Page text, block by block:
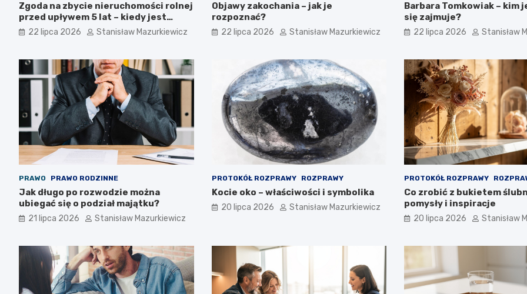
Zgoda na zbycie nieruchomości rolnej
przed upływem 5 lat – kiedy jest
możliwa
22 lipca 2026 Stanisław Mazurkiewicz
Objawy zakochania – jak je
rozpoznać?
22 lipca 2026 Stanisław Mazurkiewicz
Barbara Tomkowiak – kim
się zajmuje?
22 lipca 2026 Stanisław
PRAWO PRAWO RODZINNE
Jak długo po rozwodzie można
ubiegać się o podział majątku?
21 lipca 2026 Stanisław Mazurkiewicz
PROTOKÓŁ ROZPRAWY ROZPRAWY
Kocie oko – właściwości i symbolika
20 lipca 2026 Stanisław Mazurkiewicz
PROTOKÓŁ ROZPRAWY
Co zrobić z bukietem
pomysły i inspiracje
20 lipca 2026 Stanisław